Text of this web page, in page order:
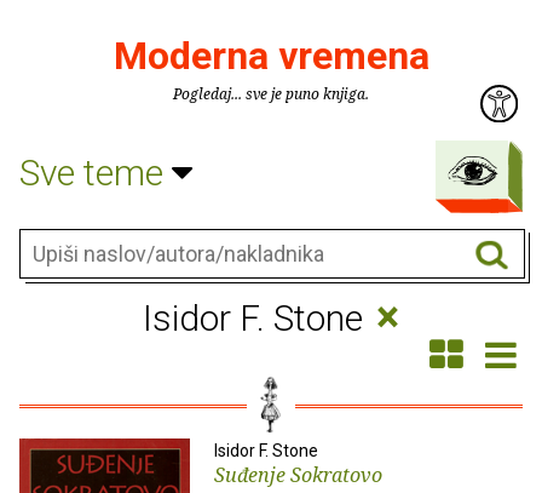
Moderna vremena
Pogledaj... sve je puno knjiga.
Sve teme
Isidor F. Stone ×
Isidor F. Stone
Suđenje Sokratovo